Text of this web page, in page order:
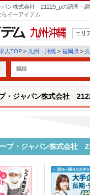
パン株式会社 21229_pの調理・
らイーアイデム
九州・沖縄
エリ
人TOP > 九州・沖縄 > 福岡県 >
職種
・ジャパン株式会社
プ・ジャパン株式会社